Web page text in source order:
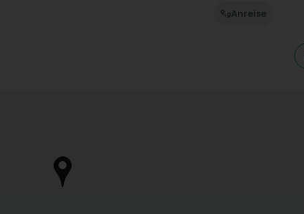
Anreise